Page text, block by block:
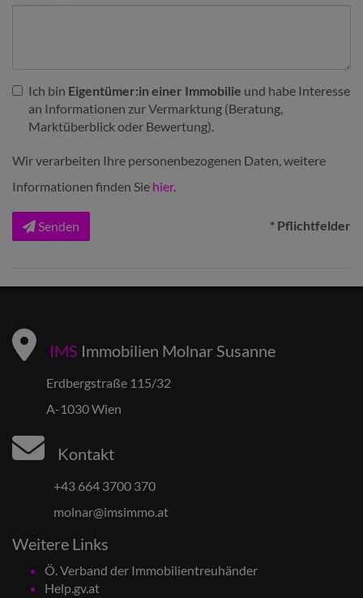
Ich bin Eigentümer:in einer Immobilie und habe Interesse
an Informationen zur Vermarktung (Beratung,
Marktüberblick oder Bewertung).
Wir verarbeiten Ihre personenbezogenen Daten, weitere
Informationen finden Sie hier.
Senden * Pflichtfelder
IMS Immobilien Molnar Susanne
Erdbergstraße 115/32
A-1030 Wien
Kontakt
+43 664 3700 370
molnar@imsimmo.at
Weitere Links
Ö. Verband der Immobilientreuhänder
Help.gv.at